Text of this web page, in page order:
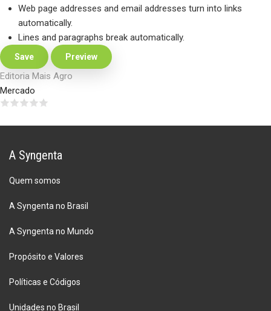
Web page addresses and email addresses turn into links
automatically.
Lines and paragraphs break automatically.
Editoria Mais Agro
Mercado
A Syngenta
Quem somos
A Syngenta no Brasil
A Syngenta no Mundo
Propósito e Valores
Políticas e Códigos
Unidades no Brasil